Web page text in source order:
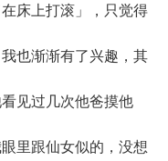
床上打滚」，只觉得
也渐渐有了兴趣，其
见过几次他爸摸他
里跟仙女似的，没想